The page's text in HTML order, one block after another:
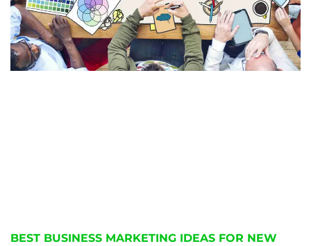
BEST BUSINESS MARKETING IDEAS FOR NEW